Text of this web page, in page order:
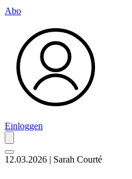
Abo
Einloggen
12.03.2026 | Sarah Courté